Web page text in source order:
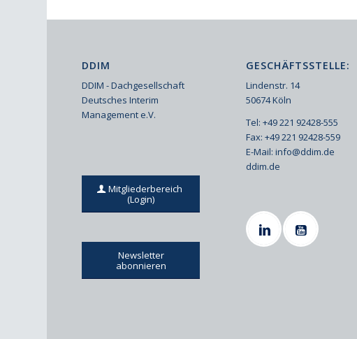
DDIM
DDIM - Dachgesellschaft
Deutsches Interim
Management e.V.
Mitgliederbereich
(Login)
Newsletter
abonnieren
GESCHÄFTSSTELLE:
Lindenstr. 14
50674 Köln
Tel: +49 221 92428-555
Fax: +49 221 92428-559
E-Mail:info@ddim.de
ddim.de